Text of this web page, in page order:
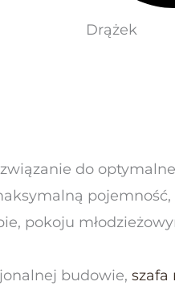
Drążek
do
pokoju
budowie, szafa